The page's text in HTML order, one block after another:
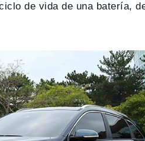
de vida de una batería,